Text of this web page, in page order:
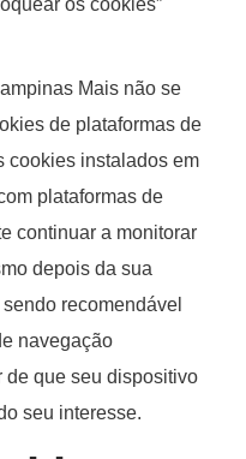
os cookies
Mais não se
de plataformas de
cookies instalados em
plataformas de
continuar a monitorar
depois da sua
recomendável
navegação
de que seu dispositivo
seu interesse.